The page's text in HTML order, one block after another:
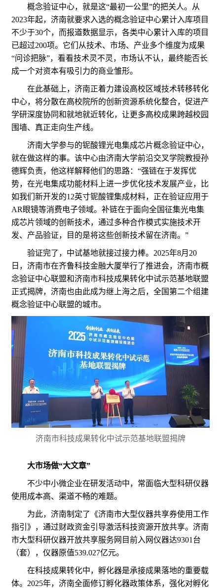
概念验证中心，就是这“最初一公里”的把关人。从
2023年起，济南就要求入选的概念验证中心累计入库项目
不少于30个，而报道数据显示，各类中心累计入库的项目
已超过200项。它们从技术、市场、产业多个维度为成果
“问诊把脉”，看看技术灵不灵，市场认不认，最终能否长
成一个对资本有吸引力的商业雏形。
在此基础上，济南正着力建设高校区域技术转移转化
中心，将分散在高校院所的创新资源系统化整合，促进产
学研深度协同和就地就近转化，让更多高校成果跨越校园
围墙、真正走向生产线。
济南大学参与的铌酸锂光电集成芯片概念验证中心，
就在做这样的事。该中心由济南大学前沿交叉学院教授孙
德辉负责，他这样解释他们的思路：“强链在于发挥优
势，在光电集成功能材料上进一步优化技术发展产业，比
如我们新开发的12英寸铌酸锂集成材料，正在验证应用于
AR眼镜等消费电子领域。补链在于面向全国征集光电集
成芯片领域的创新技术，通过多种合作模式实施技术开
发、产品验证，目的是将这些创新技术留在济南。”
验证完了，中试基地就接过接力棒。2025年8月20
日，济南市在齐鲁科技金融大厦举行了推进会，济南市概
念验证中心联盟和济南市科技成果转化中试示范基地联盟
正式揭牌，济南也由此成为继上海之后，全国第二个组建
概念验证中心联盟的城市。
济南市科技成果转化中试示范基地联盟揭牌
大市场做“大文章”
不少中小微企业在研发活动中，常面临大型科研仪器
使用成本高、渠道不畅的难题。
为此，济南制定了《济南市大型仪器共享券使用工作
指引》，通过财政资金引导激活科技资源开放共享。济南
市大型科研仪器开放共享服务网目前入网仪器达9301台
（套），仪器原值539.027亿元。
在科技成果转化中，孵化器是承接成果落地的重要载
体。2025年，济南全面修订孵化器政策体系，强化对孵化